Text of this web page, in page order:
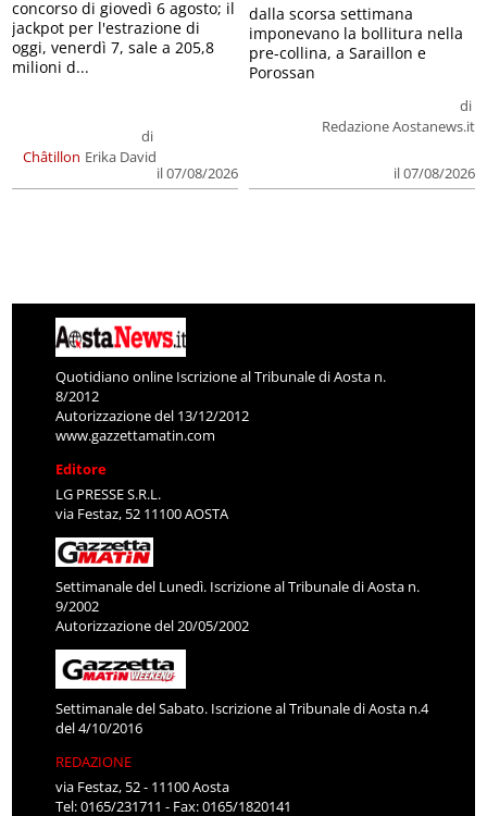
Châtillon
di
Erika David
il 07/08/2026
concorso di giovedì 6 agosto; il
jackpot per l'estrazione di
oggi, venerdì 7, sale a 205,8
milioni d...
di
Redazione Aostanews.it
il 07/08/2026
dalla scorsa settimana
imponevano la bollitura nella
pre-collina, a Saraillon e
Porossan
Quotidiano online Iscrizione al Tribunale di Aosta n.
8/2012
Autorizzazione del 13/12/2012
www.gazzettamatin.com
Editore
LG PRESSE S.R.L.
via Festaz, 52 11100 AOSTA
Settimanale del Lunedì. Iscrizione al Tribunale di Aosta n.
9/2002
Autorizzazione del 20/05/2002
Settimanale del Sabato. Iscrizione al Tribunale di Aosta n.4
del 4/10/2016
REDAZIONE
via Festaz, 52 - 11100 Aosta
Tel: 0165/231711 - Fax: 0165/1820141